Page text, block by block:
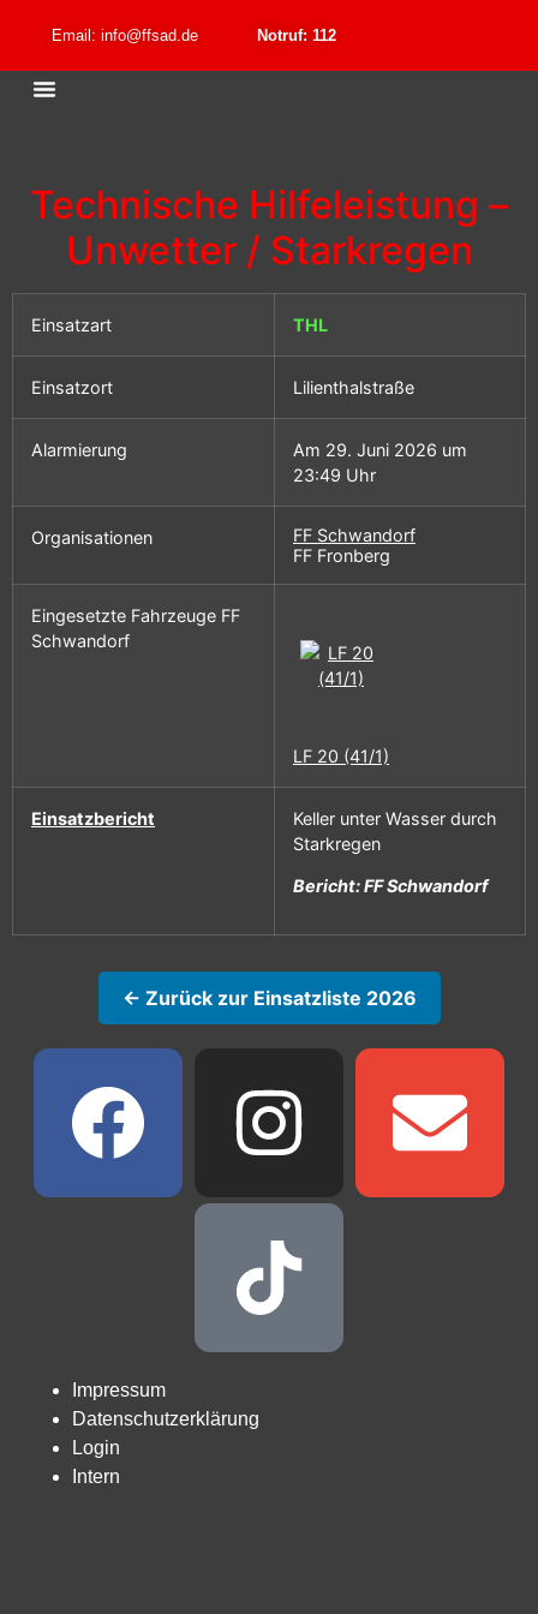
Email: info@ffsad.de Notruf: 112
Technische Hilfeleistung –
Unwetter / Starkregen
Einsatzart THL
Einsatzort Lilienthalstraße
Alarmierung
Am 29. Juni 2026 um
23:49 Uhr
Organisationen
FF Schwandorf
FF Fronberg
Eingesetzte Fahrzeuge FF
Schwandorf
LF 20 (41/1)
Einsatzbericht
Keller unter Wasser durch
Starkregen
Bericht: FF Schwandorf
← Zurück zur Einsatzliste 2026
Impressum
Datenschutzerklärung
Login
Intern